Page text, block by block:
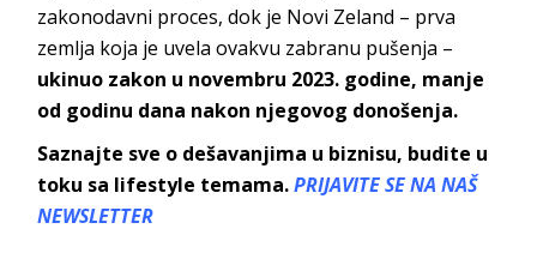
zakonodavni proces, dok je Novi Zeland – prva
zemlja koja je uvela ovakvu zabranu pušenja –
ukinuo zakon u novembru 2023. godine, manje
od godinu dana nakon njegovog donošenja.
Saznajte sve o dešavanjima u biznisu, budite u
toku sa lifestyle temama.PRIJAVITE SE NA NAŠ
NEWSLETTER